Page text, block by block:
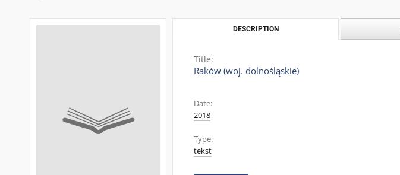
DESCRIPTION
Title:
Raków (woj. dolnośląskie)
Date:
2018
Type:
tekst